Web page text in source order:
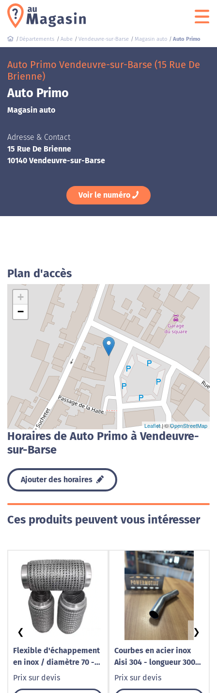
Départements Aube Vendeuvre-sur-Barse Magasin auto Auto Primo
Auto Primo Vendeuvre-sur-Barse (15 Rue De
Brienne)
Auto Primo
Magasin auto
Adresse & Contact
15 Rue De Brienne
10140 Vendeuvre-sur-Barse
Voir le numéro
Plan d'accès
+
−
Leaflet| ©OpenStreetMap
Horaires de Auto Primo à Vendeuvre-
sur-Barse
Ajouter des horaires
Ces produits peuvent vous intéresser
Flexible d'échappement
en inox / diamètre 70 -
Longueur 250
Prix sur devis
Courbes en acier inox
Aisi 304 - longueur 300
mm - diamètre extérieur
Prix sur devis
❮ ❯